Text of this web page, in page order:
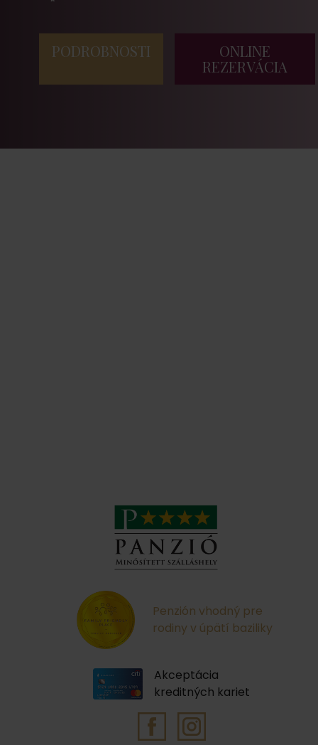
PODROBNOSTI
ONLINE
REZERVÁCIA
Penzión vhodný pre
rodiny v úpätí baziliky
Akceptácia
kreditných kariet